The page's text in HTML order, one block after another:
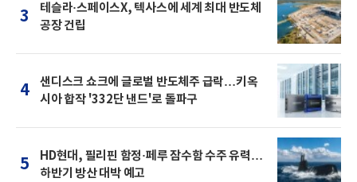
3
테슬라·스페이스X, 텍사스에 세계 최대 반도체
공장 건립
4
샌디스크 쇼크에 글로벌 반도체주 급락…키옥
시아 합작 '332단 낸드'로 돌파구
5
HD현대, 필리핀 함정·페루 잠수함 수주 유력…
하반기 방산 대박 예고